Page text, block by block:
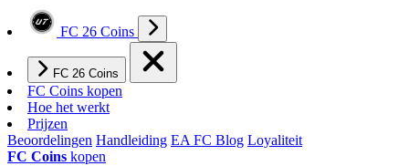
FC 26 Coins
FC 26 Coins
FC Coins kopen
Hoe het werkt
Prijzen
Beoordelingen Handleiding EA FC Blog Loyaliteit
FC Coins kopen